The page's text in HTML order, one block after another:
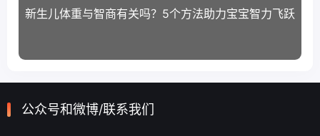
新生儿体重与智商有关吗？5个方法助力宝宝智力飞跃
公众号和微博/联系我们